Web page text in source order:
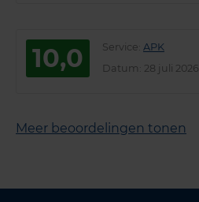
10,0 Service APK
Datum : 28 juli 2026
Meer beoordelingen tonen